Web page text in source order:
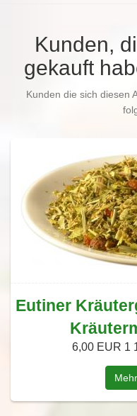
Kunden,
gekauft
Kunden die sich diesen
Eutiner
6,00 EUR 1